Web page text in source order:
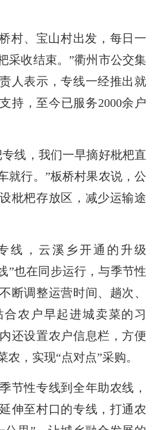
村、宝山村出发，每日一
采收结束。”衢州市公交集
人表示，专线一经推出就
持，至今已服务2000余户
线，我们一早摘好枇杷直
就行。”板桥村果农说，公
枇杷存放区，减少运输途
线，云溪乡开通的升级
”也在同步运行，与季节性
断调整运营时间、趟次、
合农户早起进城卖菜的习
还设置农户信息栏，方便
，实现“点对点”采购。
节性专线到全年助农线，
伸至村口的专线，打通农